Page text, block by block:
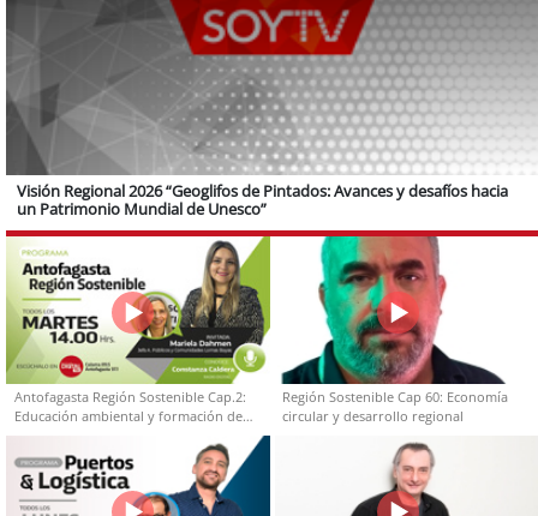
Visión Regional 2026 “Geoglifos de Pintados: Avances y desafíos hacia
un Patrimonio Mundial de Unesco”
Antofagasta Región Sostenible Cap.2:
Educación ambiental y formación de
capacidades técnicas
Región Sostenible Cap 60: Economía
circular y desarrollo regional